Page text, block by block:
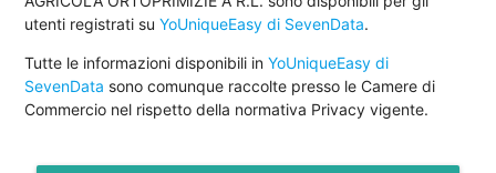
utenti registrati suYoUniqueEasy di SevenData.
Tutte le informazioni disponibili inYoUniqueEasy di
SevenData sono comunque raccolte presso le Camere di
Commercio nel rispetto della normativa Privacy vigente.